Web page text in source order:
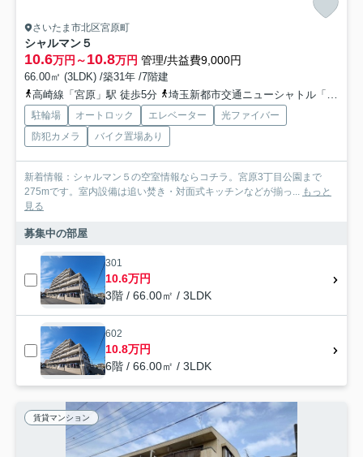
さいたま市北区宮原町
シャルマン５
10.6万円～10.8万円 管理/共益費9,000円
66.00㎡ (3LDK) /築31年 /7階建
高崎線「宮原」駅 徒歩5分
埼玉新都市交通ニューシャトル「加茂宮」駅 徒歩10分
駐輪場 オートロック エレベーター
光ファイバー
防犯カメラ
バイク置場あり
新着情報：シャルマン５の空室情報ならコチラ。宮原3丁目公園まで
275mです。室内設備は追い焚き・対面式キッチンなどが揃っ... もっと
見る
募集中の部屋
301
10.6万円
3階 / 66.00㎡ / 3LDK
602
10.8万円
6階 / 66.00㎡ / 3LDK
賃貸マンション